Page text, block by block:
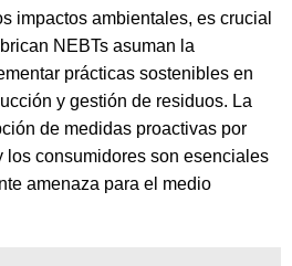
impactos ambientales, es crucial
NEBTs asuman la
prácticas sostenibles en
y gestión de residuos. La
de medidas proactivas por
los consumidores son esenciales
amenaza para el medio